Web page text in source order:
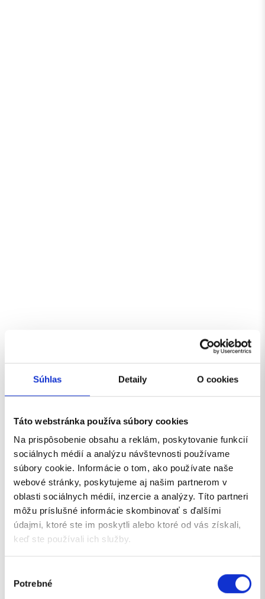
Súhlas Detaily O cookies
Táto webstránka používa súbory cookies
Na prispôsobenie obsahu a reklám, poskytovanie funkcií
sociálnych médií a analýzu návštevnosti používame
súbory cookie. Informácie o tom, ako používate naše
webové stránky, poskytujeme aj našim partnerom v
oblasti sociálnych médií, inzercie a analýzy. Títo partneri
môžu príslušné informácie skombinovať s ďalšími
údajmi, ktoré ste im poskytli alebo ktoré od vás získali,
keď ste používali ich služby.
súhlasu
Potrebné